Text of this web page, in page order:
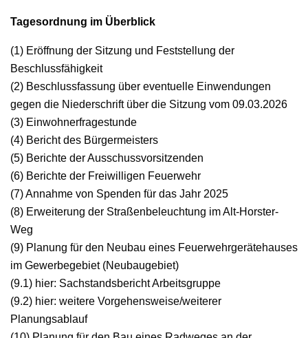
Tagesordnung im Überblick
(1) Eröffnung der Sitzung und Feststellung der
Beschlussfähigkeit
(2) Beschlussfassung über eventuelle Einwendungen
gegen die Niederschrift über die Sitzung vom 09.03.2026
(3) Einwohnerfragestunde
(4) Bericht des Bürgermeisters
(5) Berichte der Ausschussvorsitzenden
(6) Berichte der Freiwilligen Feuerwehr
(7) Annahme von Spenden für das Jahr 2025
(8) Erweiterung der Straßenbeleuchtung im Alt-Horster-
Weg
(9) Planung für den Neubau eines Feuerwehrgerätehauses
im Gewerbegebiet (Neubaugebiet)
(9.1) hier: Sachstandsbericht Arbeitsgruppe
(9.2) hier: weitere Vorgehensweise/weiterer
Planungsablauf